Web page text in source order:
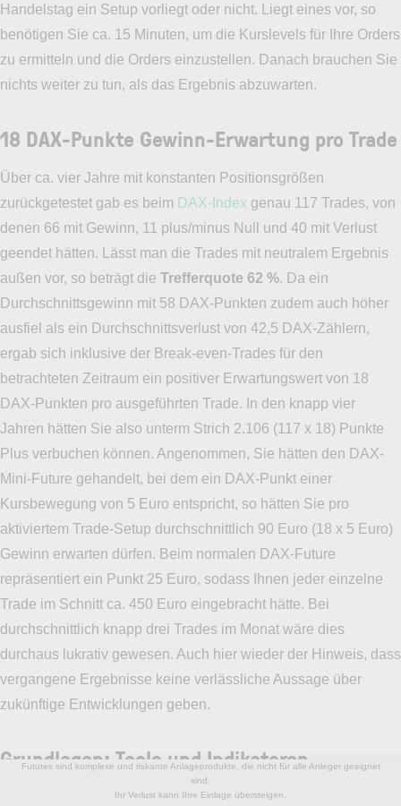
Handelstag ein Setup vorliegt oder nicht. Liegt eines vor, so
benötigen Sie ca. 15 Minuten, um die Kurslevels für Ihre Orders
zu ermitteln und die Orders einzustellen. Danach brauchen Sie
nichts weiter zu tun, als das Ergebnis abzuwarten.
18 DAX-Punkte Gewinn-Erwartung pro Trade
Über ca. vier Jahre mit konstanten Positionsgrößen
zurückgetestet gab es beim DAX-Index genau 117 Trades, von
denen 66 mit Gewinn, 11 plus/minus Null und 40 mit Verlust
geendet hätten. Lässt man die Trades mit neutralem Ergebnis
außen vor, so beträgt die Trefferquote 62 %. Da ein
Durchschnittsgewinn mit 58 DAX-Punkten zudem auch höher
ausfiel als ein Durchschnittsverlust von 42,5 DAX-Zählern,
ergab sich inklusive der Break-even-Trades für den
betrachteten Zeitraum ein positiver Erwartungswert von 18
DAX-Punkten pro ausgeführten Trade. In den knapp vier
Jahren hätten Sie also unterm Strich 2.106 (117 x 18) Punkte
Plus verbuchen können. Angenommen, Sie hätten den DAX-
Mini-Future gehandelt, bei dem ein DAX-Punkt einer
Kursbewegung von 5 Euro entspricht, so hätten Sie pro
aktiviertem Trade-Setup durchschnittlich 90 Euro (18 x 5 Euro)
Gewinn erwarten dürfen. Beim normalen DAX-Future
repräsentiert ein Punkt 25 Euro, sodass Ihnen jeder einzelne
Trade im Schnitt ca. 450 Euro eingebracht hätte. Bei
durchschnittlich knapp drei Trades im Monat wäre dies
durchaus lukrativ gewesen. Auch hier wieder der Hinweis, dass
vergangene Ergebnisse keine verlässliche Aussage über
zukünftige Entwicklungen geben.
Grundlagen: Tools und Indikatoren
Mit der DAX-Nexus-Strategie haben Sie eine verlässliche
Futures sind komplexe und riskante Anlageprodukte, die nicht für alle Anleger geeignet
sind.
Ihr Verlust kann Ihre Einlage übersteigen.